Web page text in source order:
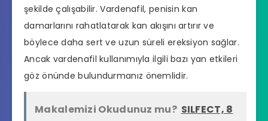
şekilde çalışabilir. Vardenafil, penisin kan
damarlarını rahatlatarak kan akışını artırır ve
böylece daha sert ve uzun süreli ereksiyon sağlar.
Ancak vardenafil kullanımıyla ilgili bazı yan etkileri
göz önünde bulundurmanız önemlidir.
Makalemizi Okudunuz mu? SILFECT, 8